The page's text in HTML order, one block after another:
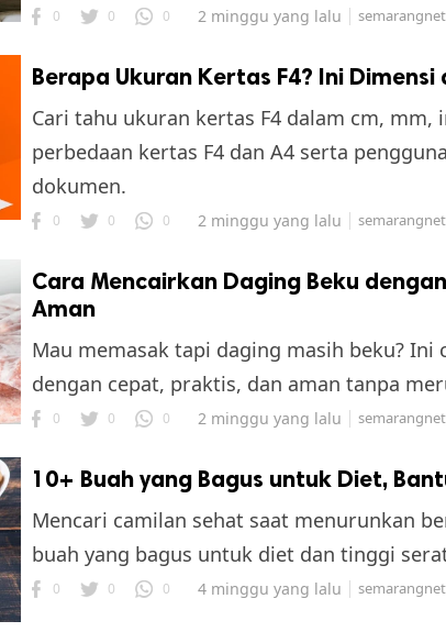
0 0 0 2 minggu yang lalu
Berapa Ukuran Kertas F4? Ini
Cari tahu ukuran kertas F4 dalam cm, mm,
perbedaan kertas F4 dan A4 serta
dokumen.
0 0 0 2 minggu yang lalu
Cara Mencairkan Daging Beku
Aman
Mau memasak tapi daging masih beku? Ini
dengan cepat, praktis, dan aman tanpa
0 0 0 2 minggu yang lalu
10+ Buah yang Bagus untuk Diet,
Mencari camilan sehat saat menurunkan
buah yang bagus untuk diet dan tinggi
0 0 0 4 minggu yang lalu